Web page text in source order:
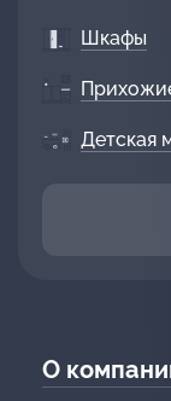
Шкафы
Детская
О